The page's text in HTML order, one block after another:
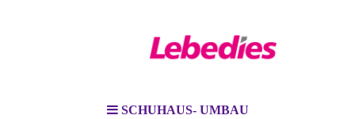
SCHUHAUS- UMBAU